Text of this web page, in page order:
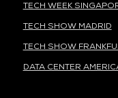
TECH WEEK
TECH SHOW MADRID
TECH SHOW
DATA CENTER